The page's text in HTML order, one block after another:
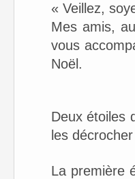
« Veillez,
Mes amis,
vous
Noël.
Deux étoiles
les
La première